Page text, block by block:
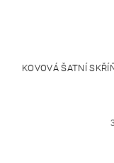
KOVOVÁ ŠATNÍ